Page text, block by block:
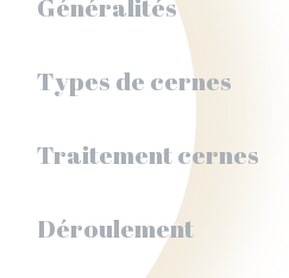
Généralités
Types de cernes
Traitement cernes
Déroulement